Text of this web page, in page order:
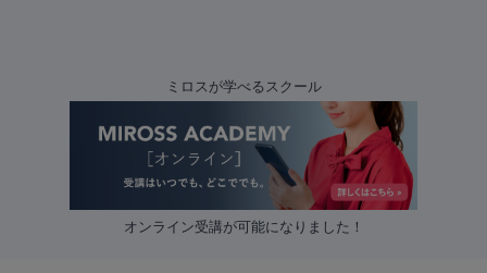
ミロスが学べるスクール
オンライン受講が可能になりました！